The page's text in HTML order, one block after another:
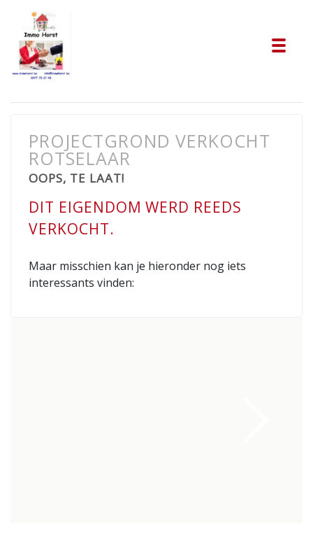
PROJECTGROND VERKOCHT
ROTSELAAR
OOPS, TE LAAT!
DIT EIGENDOM WERD REEDS
VERKOCHT.
Maar misschien kan je hieronder nog iets
interessants vinden: